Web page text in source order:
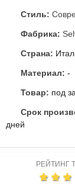
Стиль:
Фабрика:
Страна:
Материал: -
Товар: под
Срок
дней
РЕЙТИНГ